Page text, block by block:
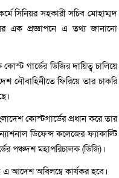
সিনিয়র সহকারী সচিব মোহাম্মদ
এক প্রজ্ঞাপনে এ তথ্য জানানো
গার্ডের ডিজির দায়িত্ব চালিয়ে
নৌবাহিনীতে ফিরিয়ে তার চাকরি
কোস্টগার্ডের প্রধান করে তার
ডিফেন্স কলেজের ফ্যাকাল্টি
পঞ্চদশ মহাপরিচালক (ডিজি)।
এ আদেশ অবিলম্বে কার্যকর হবে।